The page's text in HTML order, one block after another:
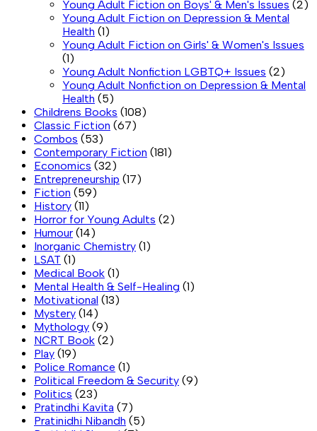
Young Adult Fiction on Boys' & Men's Issues (2)
Young Adult Fiction on Depression & Mental
Health (1)
Young Adult Fiction on Girls' & Women's Issues
(1)
Young Adult Nonfiction LGBTQ+ Issues (2)
Young Adult Nonfiction on Depression & Mental
Health (5)
Childrens Books (108)
Classic Fiction (67)
Combos (53)
Contemporary Fiction (181)
Economics (32)
Entrepreneurship (17)
Fiction (59)
History (11)
Horror for Young Adults (2)
Humour (14)
Inorganic Chemistry (1)
LSAT (1)
Medical Book (1)
Mental Health & Self-Healing (1)
Motivational (13)
Mystery (14)
Mythology (9)
NCRT Book (2)
Play (19)
Police Romance (1)
Political Freedom & Security (9)
Politics (23)
Pratindhi Kavita (7)
Pratinidhi Nibandh (5)